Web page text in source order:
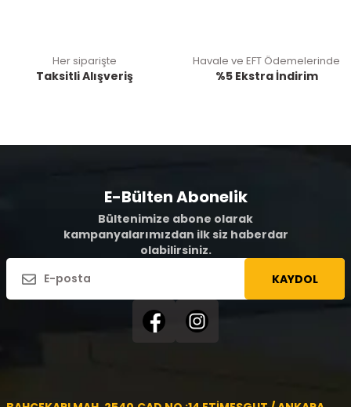
Her siparişte
Taksitli Alışveriş
Havale ve EFT Ödemelerinde
%5 Ekstra İndirim
E-Bülten Abonelik
Bültenimize abone olarak
kampanyalarımızdan ilk siz haberdar
olabilirsiniz.
KAYDOL